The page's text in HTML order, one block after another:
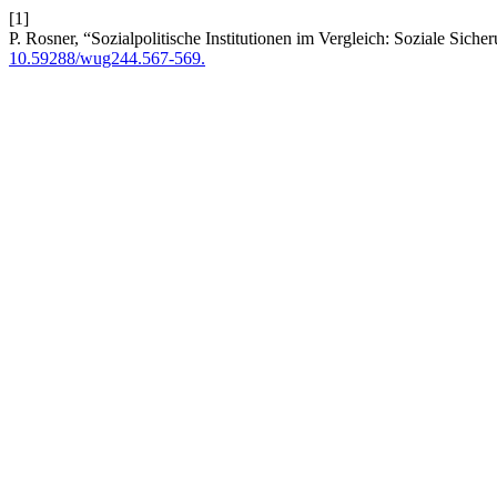
[1]
P. Rosner, “Sozialpolitische Institutionen im Vergleich: Soziale
10.59288/wug244.567-569.